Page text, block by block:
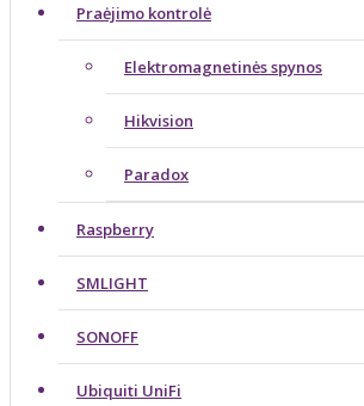
Praėjimo kontrolė
Elektromagnetinės spynos
Hikvision
Paradox
Raspberry
SMLIGHT
SONOFF
Ubiquiti UniFi